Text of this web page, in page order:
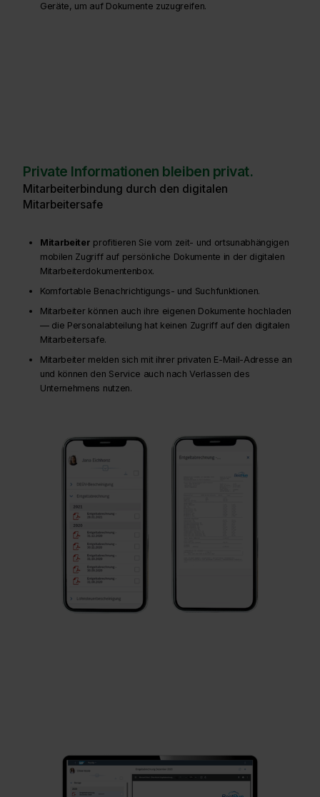
Geräte, um auf Dokumente zuzugreifen.
Private Informationen bleiben privat.
Mitarbeiterbindung durch den digitalen
Mitarbeitersafe
Mitarbeiter profitieren Sie vom zeit- und ortsunabhängigen
mobilen Zugriff auf persönliche Dokumente in der digitalen
Mitarbeiterdokumentenbox.
Komfortable Benachrichtigungs- und Suchfunktionen.
Mitarbeiter können auch ihre eigenen Dokumente hochladen
— die Personalabteilung hat keinen Zugriff auf den digitalen
Mitarbeitersafe.
Mitarbeiter melden sich mit ihrer privaten E-Mail-Adresse an
und können den Service auch nach Verlassen des
Unternehmens nutzen.